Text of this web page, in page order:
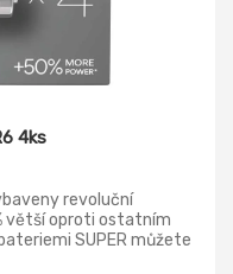
4ks
revoluční
větší oproti ostatním
SUPER můžete